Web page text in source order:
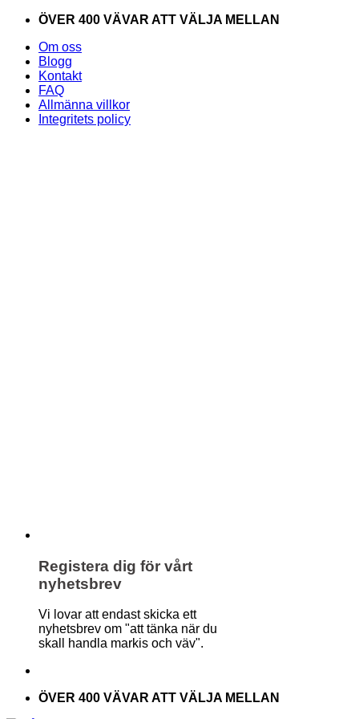
Skip
content
ÖVER 400 VÄVAR ATT VÄLJA MELLAN
Om oss
Blogg
Kontakt
FAQ
Allmänna villkor
Integritets policy
Registera dig för vårt
nyhetsbrev
Vi lovar att endast skicka ett
nyhetsbrev om "att tänka när du
skall handla markis och väv".
ÖVER 400 VÄVAR ATT VÄLJA MELLAN